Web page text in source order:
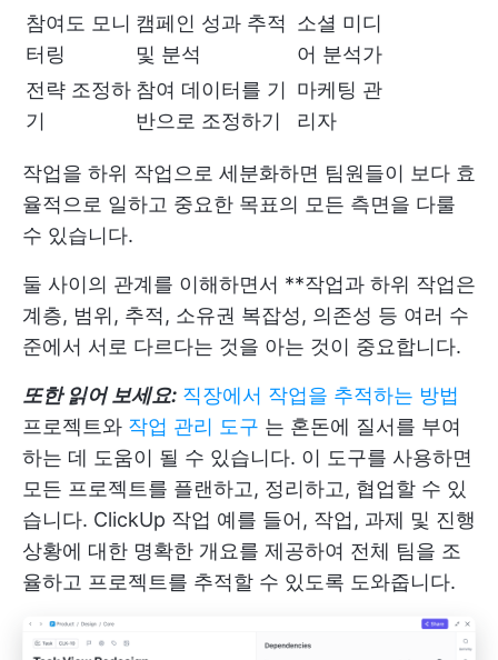
참여도 모니
터링
캠페인 성과 추적
및 분석
소셜 미디
어 분석가
전략 조정하
기
참여 데이터를 기
반으로 조정하기
마케팅 관
리자
작업을 하위 작업으로 세분화하면 팀원들이 보다 효
율적으로 일하고 중요한 목표의 모든 측면을 다룰
수 있습니다.
둘 사이의 관계를 이해하면서 **작업과 하위 작업은
계층, 범위, 추적, 소유권 복잡성, 의존성 등 여러 수
준에서 서로 다르다는 것을 아는 것이 중요합니다.
또한 읽어 보세요: 직장에서 작업을 추적하는 방법
프로젝트와 작업 관리 도구 는 혼돈에 질서를 부여
하는 데 도움이 될 수 있습니다. 이 도구를 사용하면
모든 프로젝트를 플랜하고, 정리하고, 협업할 수 있
습니다. ClickUp 작업 예를 들어, 작업, 과제 및 진행
상황에 대한 명확한 개요를 제공하여 전체 팀을 조
율하고 프로젝트를 추적할 수 있도록 도와줍니다.